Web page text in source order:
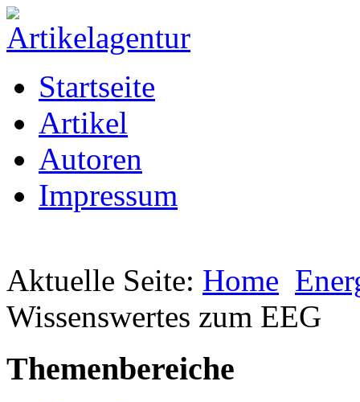
Startseite
Artikel
Autoren
Impressum
Aktuelle Seite: Home
Wissenswertes zum EEG
Themenbereiche